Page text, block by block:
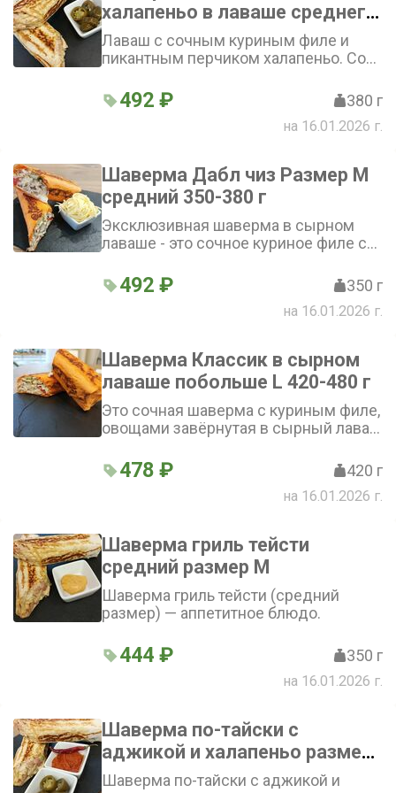
халапеньо в лаваше среднего
размера М
Лаваш с сочным куриным филе и
пикантным перчиком халапеньо. Соус
овощи - помидор, огурец - придают
лёгкость и свежесть. Шаверма по-
мексикански с халапеньо - выбор для
Внимание!Смотрите ниже: «Добавки в
шаурму» и «Не класть в шаурму»
492 ₽ 380 г
на 16.01.2026 г.
Шаверма Дабл чиз Размер М
средний 350-380 г
Эксклюзивная шаверма в сырном
лаваше - это сочное куриное филе с
по-корейски, луком, капустой,
дополненное тертым сыром и
насыщенным вкусом сырного соуса -
492 ₽ 350 г
на 16.01.2026 г.
Шаверма Классик в сырном
лаваше побольше L 420-480 г
Это сочная шаверма с куриным филе,
овощами завёрнутая в сырный лаваш
Внимание! Смотрите ниже: «Добавки
в шаверму» и «Не класть в шаверму»
478 ₽ 420 г
на 16.01.2026 г.
Шаверма гриль тейсти
средний размер М
Шаверма гриль тейсти (средний
размер) — аппетитное блюдо.
444 ₽ 350 г
на 16.01.2026 г.
Шаверма по-тайски с
аджикой и халапеньо размер
М средняя 380г-420г
Шаверма по-тайски с аджикой и